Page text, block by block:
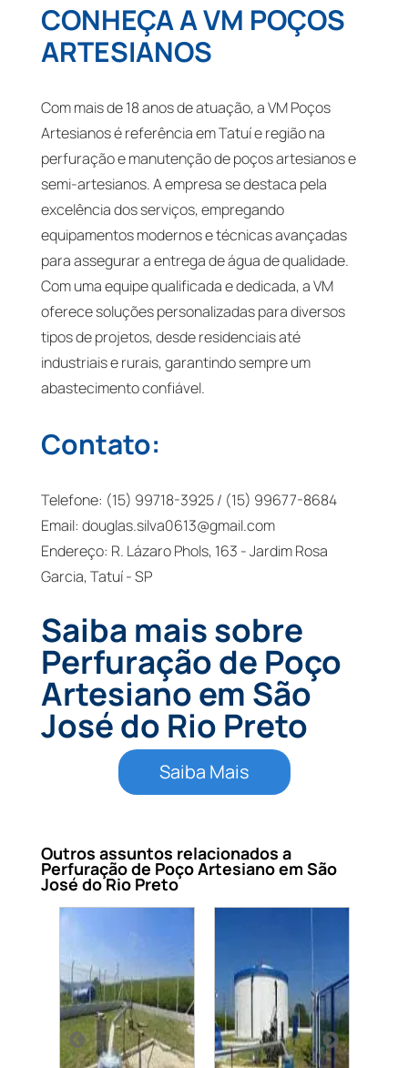
CONHEÇA A VM POÇOS
ARTESIANOS
Com mais de 18 anos de atuação, a VM Poços
Artesianos é referência em Tatuí e região na
perfuração e manutenção de poços artesianos e
semi-artesianos. A empresa se destaca pela
excelência dos serviços, empregando
equipamentos modernos e técnicas avançadas
para assegurar a entrega de água de qualidade.
Com uma equipe qualificada e dedicada, a VM
oferece soluções personalizadas para diversos
tipos de projetos, desde residenciais até
industriais e rurais, garantindo sempre um
abastecimento confiável.
Contato:
Telefone: (15) 99718-3925 / (15) 99677-8684
Email: douglas.silva0613@gmail.com
Endereço: R. Lázaro Phols, 163 - Jardim Rosa
Garcia, Tatuí - SP
Saiba mais sobre
Perfuração de Poço
Artesiano em São
José do Rio Preto
Saiba Mais
Outros assuntos relacionados a
Perfuração de Poço Artesiano em São
José do Rio Preto